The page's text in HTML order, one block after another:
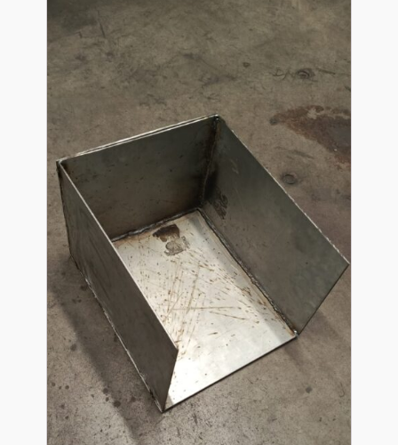
Urządzenia elektryczne
Urządzenia pneumatyczne i hydrauliczne
Używane narzędzia warsztatowe
Pozostałe
WYPRZEDAŻE
Zamówienie
Regulamin sklepu
Polityka Prywatności